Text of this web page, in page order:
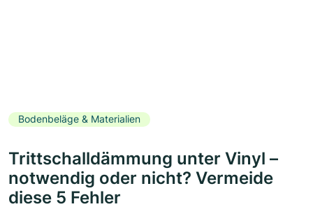
Bodenbeläge & Materialien
Trittschalldämmung unter Vinyl –
notwendig oder nicht? Vermeide
diese 5 Fehler